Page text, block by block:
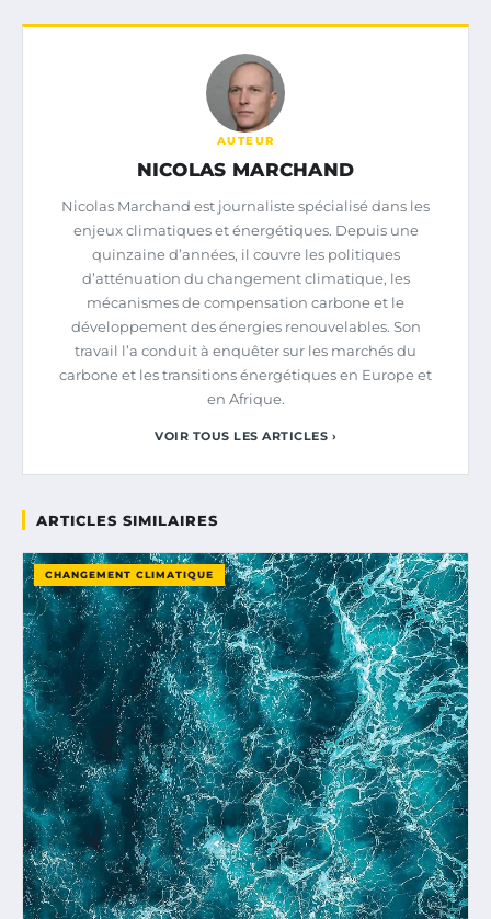
AUTEUR
NICOLAS MARCHAND
Nicolas Marchand est journaliste spécialisé dans les
enjeux climatiques et énergétiques. Depuis une
quinzaine d’années, il couvre les politiques
d’atténuation du changement climatique, les
mécanismes de compensation carbone et le
développement des énergies renouvelables. Son
travail l’a conduit à enquêter sur les marchés du
carbone et les transitions énergétiques en Europe et
en Afrique.
VOIR TOUS LES ARTICLES ›
ARTICLES SIMILAIRES
CHANGEMENT CLIMATIQUE